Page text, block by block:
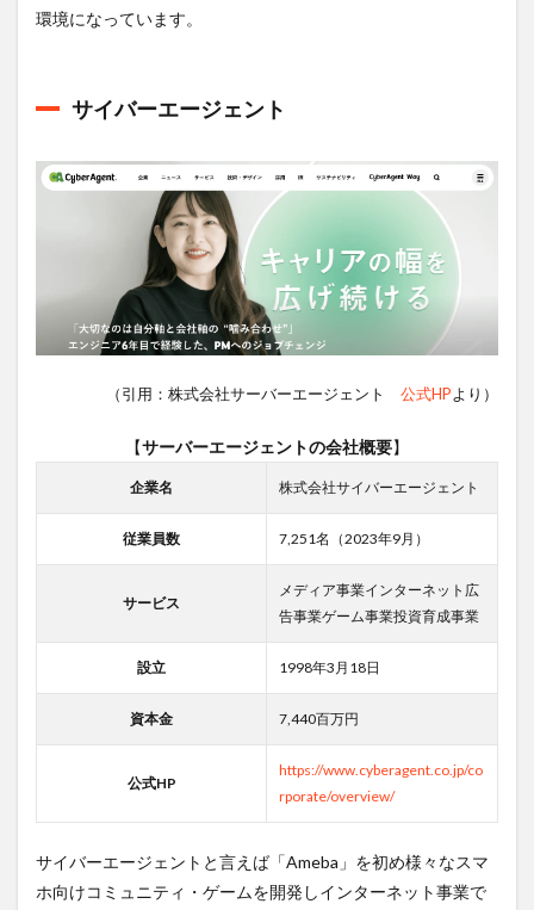
環境になっています。
サイバーエージェント
（引用：株式会社サーバーエージェント 公式HPより）
【サーバーエージェントの会社概要】
企業名 株式会社サイバーエージェント
従業員数 7,251名（2023年9月）
サービス
メディア事業インターネット広
告事業ゲーム事業投資育成事業
設立 1998年3月18日
資本金 7,440百万円
公式HP
https://www.cyberagent.co.jp/co
rporate/overview/
サイバーエージェントと言えば「Ameba」を初め様々なスマ
ホ向けコミュニティ・ゲームを開発しインターネット事業で